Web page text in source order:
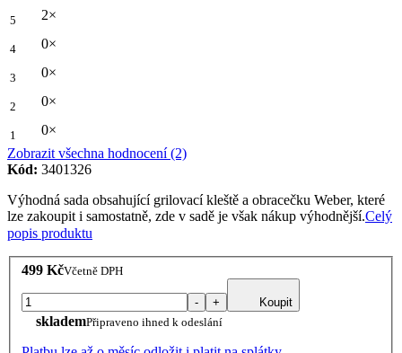
5 2×
4 0×
3 0×
2 0×
1
0×
Zobrazit všechna hodnocení (2)
Kód: 3401326
Výhodná sada obsahující grilovací kleště a obracečku Weber, které
lze zakoupit i samostatně, zde v sadě je však nákup výhodnější.Celý
popis produktu
499 KčVčetně DPH
- + Koupit
sklademPřipraveno ihned k odeslání